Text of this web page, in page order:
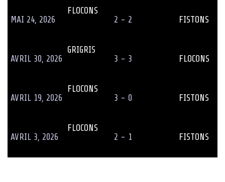
MAI 24, 2026
FLOCONS
2 - 2
FISTONS
AVRIL 30, 2026
GRIGRIS
3 - 3
FLOCONS
AVRIL 19, 2026
FLOCONS
3 - 0
FISTONS
AVRIL 3, 2026
FLOCONS
2 - 1
FISTONS